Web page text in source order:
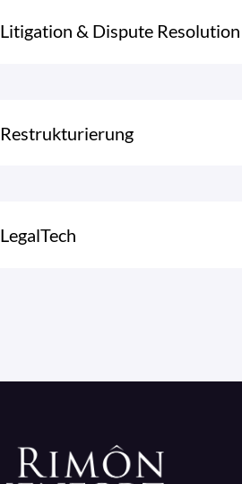
Litigation & Dispute Resolution
Restrukturierung
LegalTech